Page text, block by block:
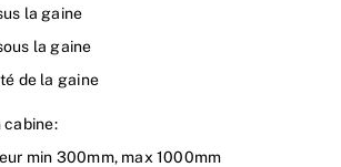
la gaine
la gaine
de la gaine
cabine:
min 300mm, max 1000mm